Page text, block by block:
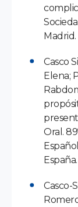
Madrid.
Casco
Elena;
Oral.
Casco-